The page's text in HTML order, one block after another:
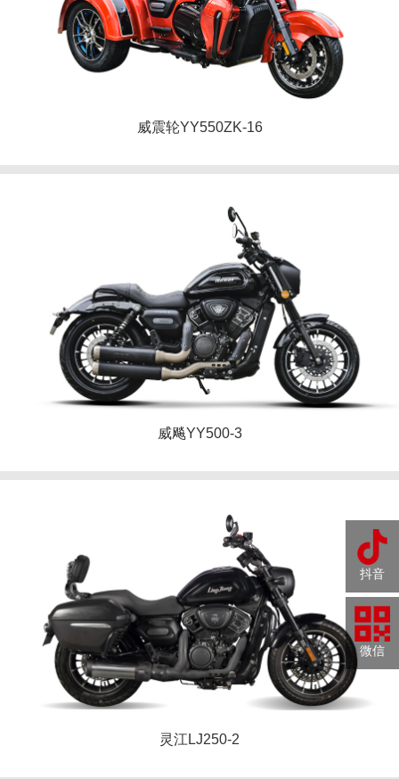
威震轮YY550ZK-16
威飚YY500-3
灵江LJ250-2
抖音
微信